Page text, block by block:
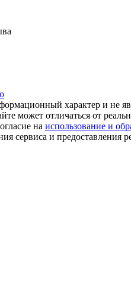
характер и не
может отличаться от
на использование и
сервиса и